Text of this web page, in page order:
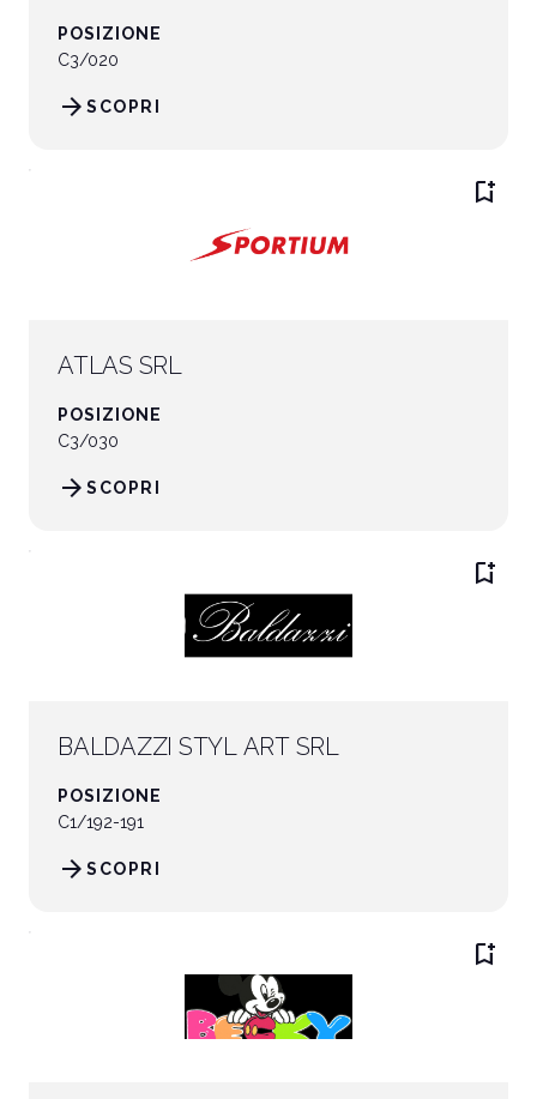
POSIZIONE
C3/020
SCOPRI
arrow_forward
bookmark_add
ATLAS SRL
POSIZIONE
C3/030
SCOPRI
arrow_forward
bookmark_add
BALDAZZI STYL ART SRL
POSIZIONE
C1/192-191
SCOPRI
arrow_forward
bookmark_add